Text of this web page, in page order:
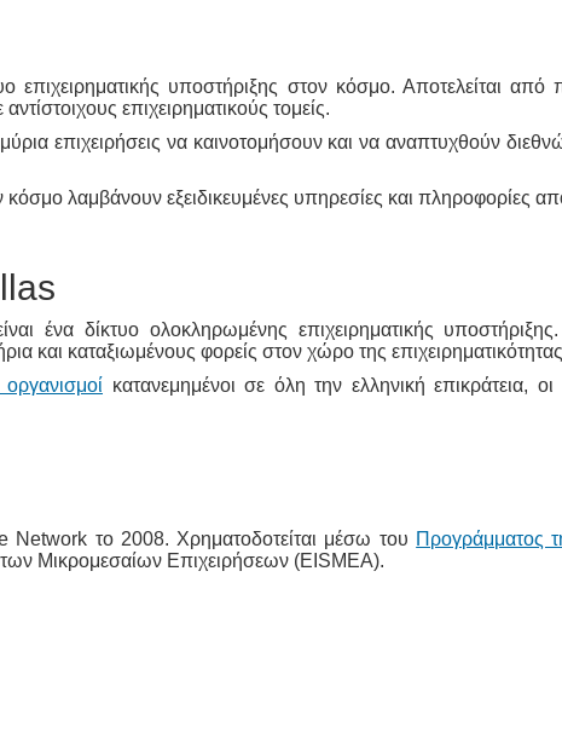
επιχειρηματικής υποστήριξης στον κόσμο. Αποτελείται
επιχειρηματικούς τομείς.
επιχειρήσεις να καινοτομήσουν και να αναπτυχθούν
λαμβάνουν εξειδικευμένες υπηρεσίες και πληροφορίες
ένα δίκτυο ολοκληρωμένης επιχειρηματικής
και καταξιωμένους φορείς στον χώρο της
κατανεμημένοι σε όλη την ελληνική επικράτεια,
το 2008. Χρηματοδοτείται μέσω του Προγράμματος
Μικρομεσαίων Επιχειρήσεων (EISMEA).